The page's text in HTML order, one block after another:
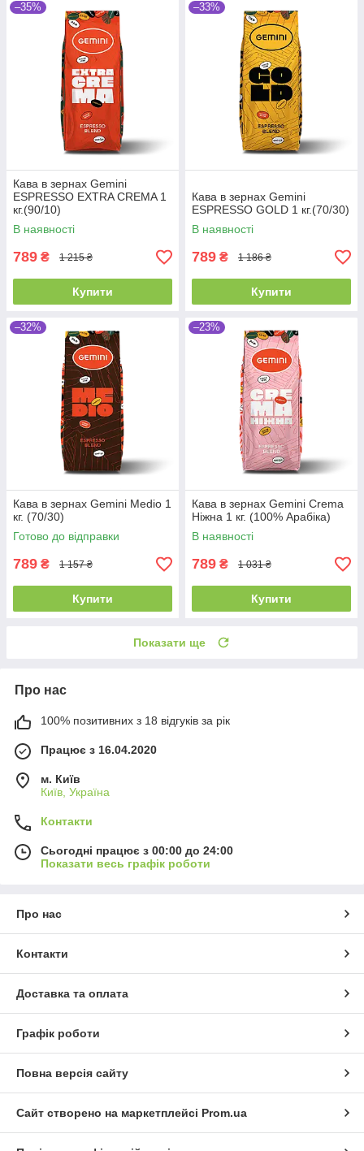
–35%
Кава в зернах Gemini
ESPRESSO EXTRA CREMA 1
кг.(90/10)
В наявності
789 ₴ 1 215 ₴
Купити
–33%
Кава в зернах Gemini
ESPRESSO GOLD 1 кг.(70/30)
В наявності
789 ₴ 1 186 ₴
Купити
–32%
Кава в зернах Gemini Medio 1
кг. (70/30)
Готово до відправки
789 ₴ 1 157 ₴
Купити
–23%
Кава в зернах Gemini Crema
Ніжна 1 кг. (100% Арабіка)
В наявності
789 ₴ 1 031 ₴
Купити
Показати ще
Про нас
100% позитивних з 18 відгуків за рік
Працює з 16.04.2020
м. Київ
Київ, Україна
Контакти
Сьогодні працює з 00:00 до 24:00
Показати весь графік роботи
Про нас
Контакти
Доставка та оплата
Графік роботи
Повна версія сайту
Сайт створено на маркетплейсі Prom.ua